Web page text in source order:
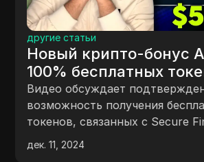
другие статьи
Новый крипто-бонус
100% бесплатных
потенциального
Поддерживается
#airdropfree
Видео обсуждает
возможность получения
токенов, связанных с Secure
упором на поддержку Filecoin.
должны завершить задания
дек. 11, 2024